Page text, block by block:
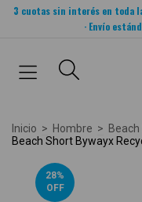
3 cuotas sin interés en toda
· Envío
Inicio > Hombre >
Beach Short Bywayx
28%
OFF